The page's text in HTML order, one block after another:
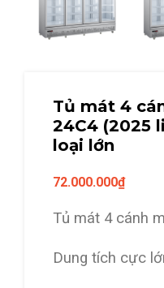
Tủ mát 4
24C4 (2025
loại lớn
72.000.000₫
Tủ mát 4 cánh
Dung tích cực